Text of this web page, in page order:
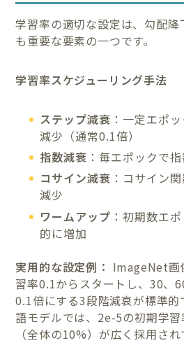
学習率の適切な設定は、勾配
も重要な要素の一つです。
学習率スケジューリング手法
ステップ減衰 ：一定エポ
減少（通常0.1倍）
指数減衰 ：毎エポックで
コサイン減衰 ：コサイン
減少
ワームアップ ：初期数エ
的に増加
実用的な設定例： ImageNet画
習率0.1からスタートし、30、
0.1倍にする3段階減衰が標準的
語モデルでは、2e-5の初期学
（全体の10%）が広く採用され